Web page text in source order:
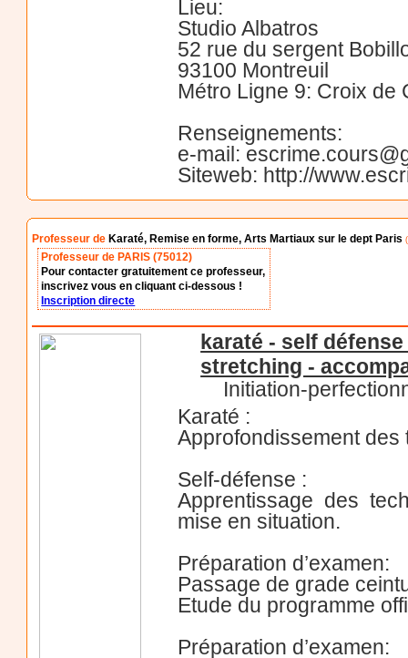
Lieu:
Studio Albatros
52 rue du sergent
93100 Montreuil
Métro Ligne 9: Croix de
Renseignements:
e-mail:
Siteweb: http://
Professeur de Karaté, Remise en forme, Arts Martiaux sur le dept Paris
Professeur de PARIS (75012)
Pour contacter gratuitement ce professeur,
inscrivez vous en cliquant ci-dessous !
Inscription directe
karaté - self
stretching -
Initiation-
Karaté :
Approfondissement
Self-défense :
Apprentissage des
mise en situation.
Préparation d’examen:
Passage de grade
Etude du programme
Préparation d’examen: